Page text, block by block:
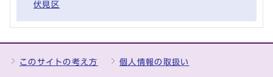
伏見区
このサイトの考え方 個人情報の取扱い